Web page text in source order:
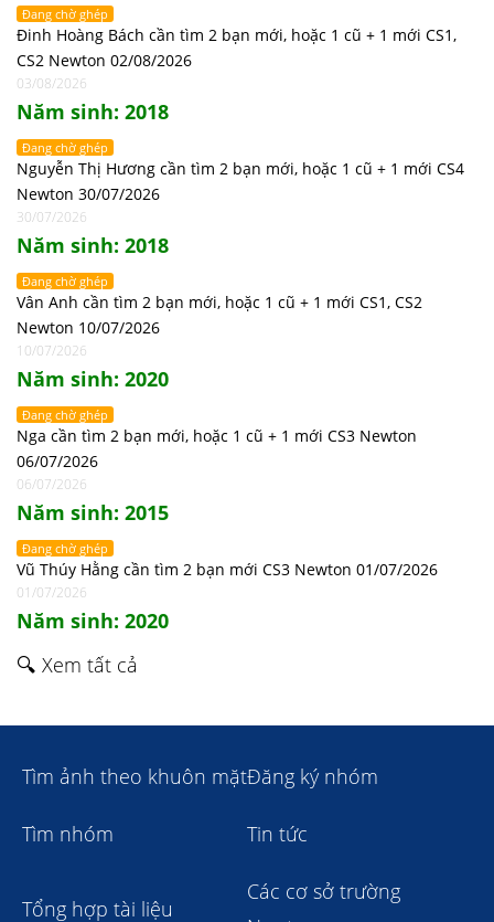
Đang chờ ghép
Đinh Hoàng Bách cần tìm 2 bạn mới, hoặc 1 cũ + 1 mới CS1,
CS2 Newton 02/08/2026
03/08/2026
Năm sinh: 2018
Đang chờ ghép
Nguyễn Thị Hương cần tìm 2 bạn mới, hoặc 1 cũ + 1 mới CS4
Newton 30/07/2026
30/07/2026
Năm sinh: 2018
Đang chờ ghép
Vân Anh cần tìm 2 bạn mới, hoặc 1 cũ + 1 mới CS1, CS2
Newton 10/07/2026
10/07/2026
Năm sinh: 2020
Đang chờ ghép
Nga cần tìm 2 bạn mới, hoặc 1 cũ + 1 mới CS3 Newton
06/07/2026
06/07/2026
Năm sinh: 2015
Đang chờ ghép
Vũ Thúy Hằng cần tìm 2 bạn mới CS3 Newton 01/07/2026
01/07/2026
Năm sinh: 2020
🔍 Xem tất cả
Tìm ảnh theo khuôn mặtĐăng ký nhóm
Tìm nhóm Tin tức
Tổng hợp tài liệu
Các cơ sở trường